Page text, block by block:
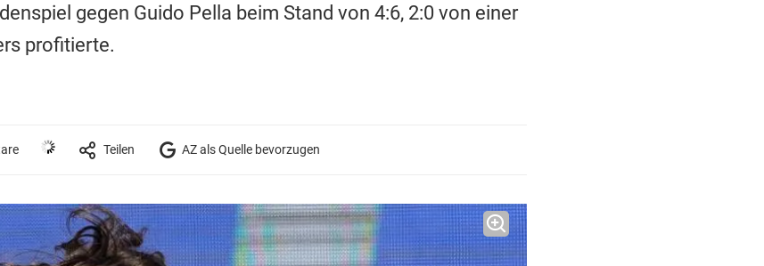
gegen Guido Pella beim Stand von 4:6, 2:0 von einer
profitierte.
Teilen AZ als Quelle bevorzugen